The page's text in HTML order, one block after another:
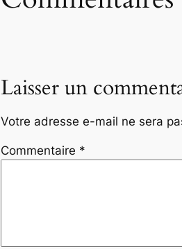
Laisser un
Votre adresse e-mail ne sera
Commentaire *